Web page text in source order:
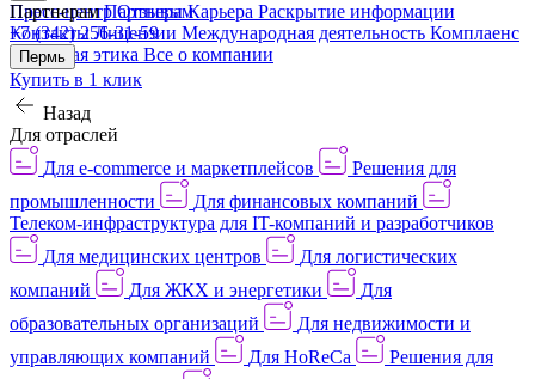
Пресс-центрОтзывыКарьера Раскрытие информации
КонтактыЛицензии Международная деятельность Комплаенс
и деловая этика Все о компании
ПартнерамПартнерам
+7 (342) 256-31-59
Пермь
Купить в 1 клик
Назад
Для отраслей
Для e-commerce и маркетплейсов
Решения для
промышленности
Для финансовых компаний
Телеком-инфраструктура для IT-компаний и разработчиков
Для медицинских центров
Для логистических
компаний
Для ЖКХ и энергетики
Для
образовательных организаций
Для недвижимости и
управляющих компаний
Для HoReCa
Решения для